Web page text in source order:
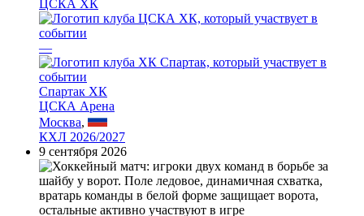
ЦСКА ХК
—
Спартак ХК
ЦСКА Арена
Москва,
КХЛ 2026/2027
9 сентября 2026